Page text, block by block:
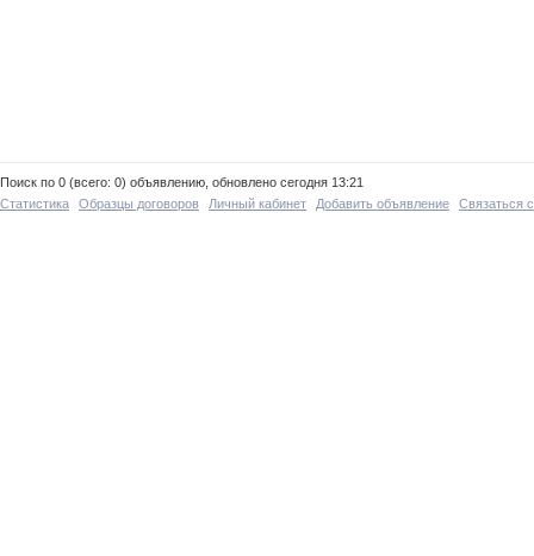
Поиск по 0 (всего: 0) объявлению, обновлено сегодня 13:21
Статистика
Образцы договоров Личный кабинет Добавить объявление Связаться